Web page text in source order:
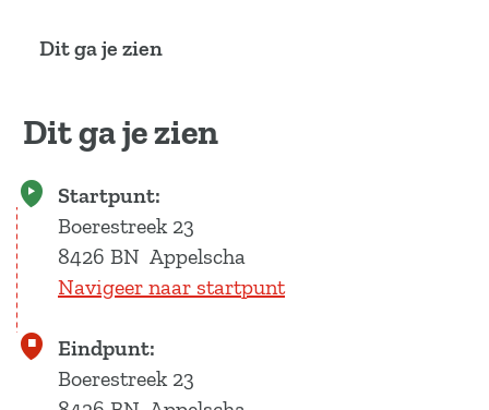
Dit ga je zien
Dit ga je zien
Startpunt:
Boerestreek 23
8426 BN Appelscha
Navigeer naar startpunt
Eindpunt:
Boerestreek 23